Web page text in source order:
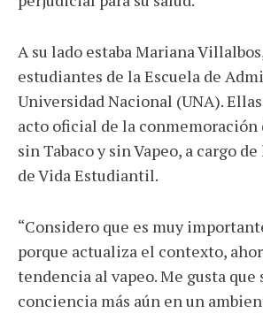
A su lado estaba Mariana
estudiantes de la Escuela de
Universidad Nacional (UNA).
acto oficial de la
sin Tabaco y sin Vapeo, a cargo
de Vida Estudiantil.
“Considero que es muy
porque actualiza el contexto,
tendencia al vapeo. Me gusta que
conciencia más aún en un